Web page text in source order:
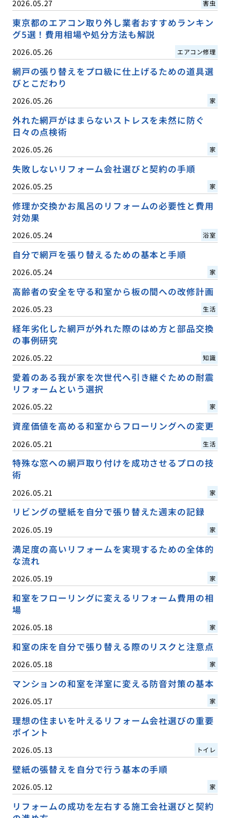
2026.05.27 害虫
東京都のエアコン取り外し業者おすすめランキン
グ5選！費用相場や処分方法も解説
2026.05.26 エアコン修理
網戸の張り替えをプロ級に仕上げるための道具選
びとこだわり
2026.05.26 家
外れた網戸がはまらないストレスを未然に防ぐ
日々の点検術
2026.05.26 家
失敗しないリフォーム会社選びと契約の手順
2026.05.25 家
修理か交換かお風呂のリフォームの必要性と費用
対効果
2026.05.24 浴室
自分で網戸を張り替えるための基本と手順
2026.05.24 家
高齢者の安全を守る和室から板の間への改修計画
2026.05.23 生活
経年劣化した網戸が外れた際のはめ方と部品交換
の事例研究
2026.05.22 知識
愛着のある我が家を次世代へ引き継ぐための耐震
リフォームという選択
2026.05.22 家
資産価値を高める和室からフローリングへの変更
2026.05.21 生活
特殊な窓への網戸取り付けを成功させるプロの技
術
2026.05.21 家
リビングの壁紙を自分で張り替えた週末の記録
2026.05.19 家
満足度の高いリフォームを実現するための全体的
な流れ
2026.05.19 家
和室をフローリングに変えるリフォーム費用の相
場
2026.05.18 家
和室の床を自分で張り替える際のリスクと注意点
2026.05.18 家
マンションの和室を洋室に変える防音対策の基本
2026.05.17 家
理想の住まいを叶えるリフォーム会社選びの重要
ポイント
2026.05.13 トイレ
壁紙の張替えを自分で行う基本の手順
2026.05.12 家
リフォームの成功を左右する施工会社選びと契約